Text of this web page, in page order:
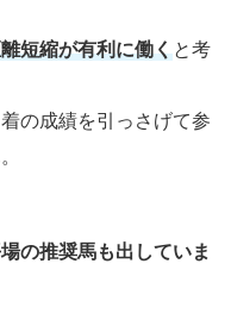
短縮が有利に働くと考
の成績を引っさげて参
の推奨馬も出していま